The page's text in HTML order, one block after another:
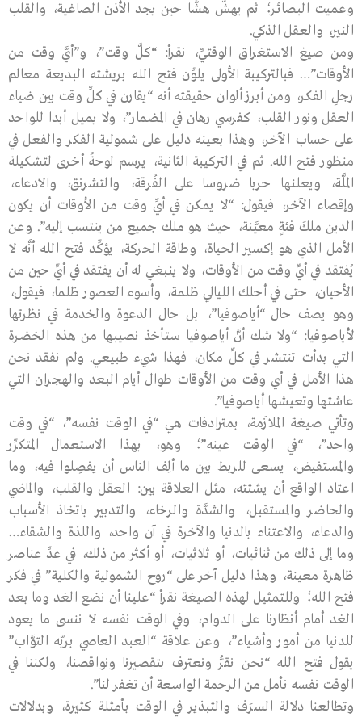
وعميت البصائر؛ ثم يهشُّ هشًّا حين يجد الأذن الصاغية، والقلب
النير، والعقل الذكي.
ومن صيغ الاستغراق الوقتيِّ، نقرأ: “كلَّ وقت”، و”أيَّ وقت من
الأوقات”… فبالتركيبة الأولى يلوِّن فتح الله بريشته البديعة معالم
رجلِ الفكر، ومن أبرز ألوان حقيقته أنه “يقارن في كلِّ وقت بين ضياء
العقل ونور القلب، كفرسي رهان في المضمار”، ولا يميل أبدا للواحد
على حساب الآخر، وهذا بعينه دليل على شمولية الفكر والفعل في
منظور فتح الله. ثم في التركيبة الثانية، يرسم لوحةً أخرى لتشكيلة
الملَّة، ويعلنها حربا ضروسا على الفُرقة، والتشرنق، والادعاء،
وإقصاء الآخر، فيقول: “لا يمكن في أيِّ وقت من الأوقات أن يكون
الدين ملكَ فئةٍ معيَّنة، حيث هو ملك جميع من ينتسب إليه”. وعن
الأمل الذي هو إكسير الحياة، وطاقة الحركة، يؤكِّد فتح الله أنَّه لا
يُفتقد في أيِّ وقت من الأوقات، ولا ينبغي له أن يفتقد في أيِّ حين من
الأحيان، حتى في أحلك الليالي ظلمة، وأسوء العصور ظلما، فيقول،
وهو يصف حال “أياصوفيا”، بل حال الدعوة والخدمة في نظرتها
لأياصوفيا: “ولا شك أنَّ أياصوفيا ستأخذ نصيبها من هذه الخضرة
التي بدأت تنتشر في كلِّ مكان، فهذا شيء طبيعي. ولم نفقد نحن
هذا الأمل في أي وقت من الأوقات طوال أيام البعد والهجران التي
عاشتها وتعيشها أياصوفيا”.
وتأتي صيغة الملازَمة، بمترادفات هي “في الوقت نفسه”، “في وقت
واحد”، “في الوقت عينه”؛ وهو، بهذا الاستعمال المتكرِّر
والمستفيض، يسعى للربط بين ما ألِف الناس أن يفصِلوا فيه، وما
اعتاد الواقع أن يشتته، مثل العلاقة بين: العقل والقلب، والماضي
والحاضر والمستقبل، والشدَّة والرخاء، والتدبير باتخاذ الأسباب
والدعاء، والاعتناء بالدنيا والآخرة في آن واحد، واللذة والشقاء…
وما إلى ذلك من ثنائيات، أو ثلاثيات، أو أكثر من ذلك، في عدِّ عناصر
ظاهرة معينة، وهذا دليل آخر على “روح الشمولية والكلية” في فكر
فتح الله؛ وللتمثيل لهذه الصيغة نقرأ “علينا أن نضع الغد وما بعد
الغد أمام أنظارنا على الدوام، وفي الوقت نفسه لا ننسى ما يعود
للدنيا من أمور وأشياء”، وعن علاقة “العبد العاصي بربّه التوَّاب”
يقول فتح الله “نحن نقرُّ ونعترف بتقصيرنا ونواقصنا، ولكننا في
الوقت نفسه نأمل من الرحمة الواسعة أن تغفر لنا”.
وتطالعنا دلالة السرَف والتبذير في الوقت بأمثلة كثيرة، وبدلالات